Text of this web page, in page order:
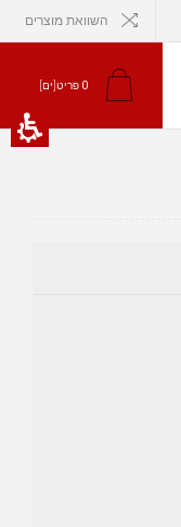
השוואת מוצרים
0 פריט[ים]